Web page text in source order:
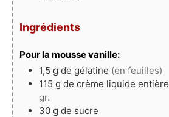
Ingrédients
Pour la mousse vanille:
1,5 g de gélatine (en feuilles)
115 g de crème liquide entière
gr.
30 g de sucre